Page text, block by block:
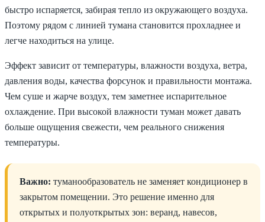
быстро испаряется, забирая тепло из окружающего воздуха.
Поэтому рядом с линией тумана становится прохладнее и
легче находиться на улице.
Эффект зависит от температуры, влажности воздуха, ветра,
давления воды, качества форсунок и правильности монтажа.
Чем суше и жарче воздух, тем заметнее испарительное
охлаждение. При высокой влажности туман может давать
больше ощущения свежести, чем реального снижения
температуры.
Важно: туманообразователь не заменяет кондиционер в
закрытом помещении. Это решение именно для
открытых и полуоткрытых зон: веранд, навесов,